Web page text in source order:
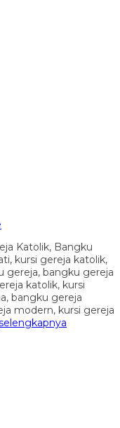
Katolik, Bangku
kursi gereja katolik,
gereja, bangku gereja
katolik, kursi
bangku gereja
modern, kursi gereja